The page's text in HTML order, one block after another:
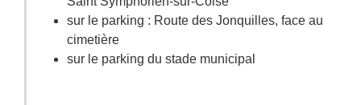
sur le parking : Route des Jonquilles, face au
cimetière
sur le parking du stade municipal